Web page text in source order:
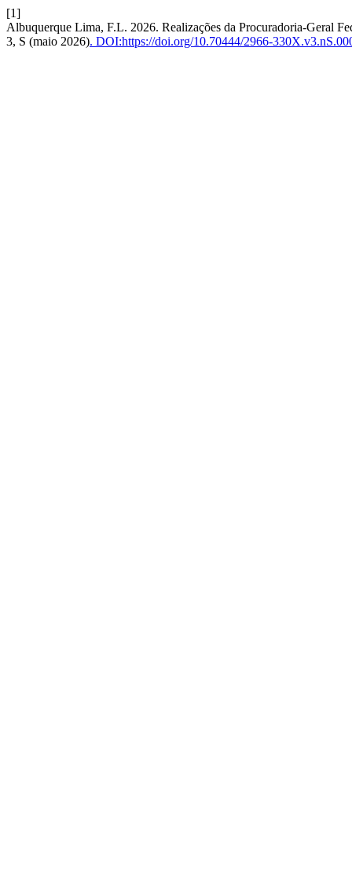
[1]
Albuquerque Lima, F.L. 2026. Realizações da Procuradoria-Geral
3, S (maio 2026). DOI:https://doi.org/10.70444/2966-